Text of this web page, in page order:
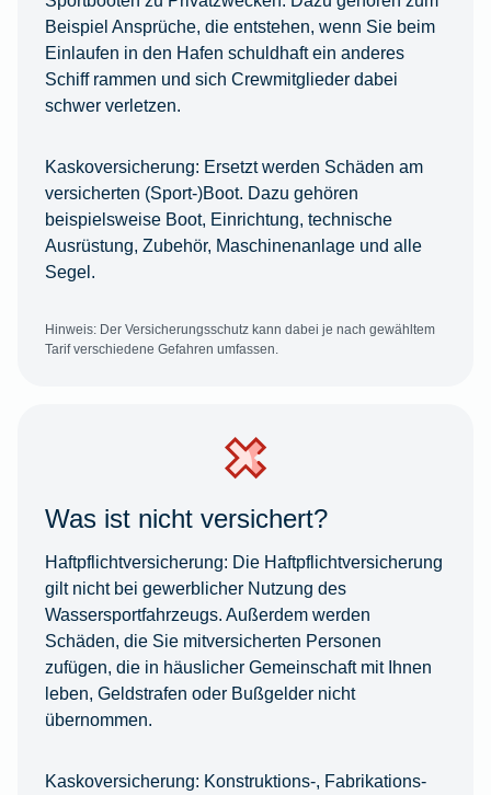
Beispiel Ansprüche, die entstehen, wenn Sie beim
Einlaufen in den Hafen schuldhaft ein anderes
Schiff rammen und sich Crewmitglieder dabei
schwer verletzen.
Kaskoversicherung: Ersetzt werden Schäden am
versicherten (Sport-)Boot. Dazu gehören
beispielsweise Boot, Einrichtung, technische
Ausrüstung, Zubehör, Maschinenanlage und alle
Segel.
Hinweis: Der Versicherungsschutz kann dabei je nach gewähltem
Tarif verschiedene Gefahren umfassen.
Was ist nicht versichert?
Haftpflichtversicherung: Die Haftpflichtversicherung
gilt nicht bei gewerblicher Nutzung des
Wassersportfahrzeugs. Außerdem werden
Schäden, die Sie mitversicherten Personen
zufügen, die in häuslicher Gemeinschaft mit Ihnen
leben, Geldstrafen oder Bußgelder nicht
übernommen.
Kaskoversicherung: Konstruktions-, Fabrikations-